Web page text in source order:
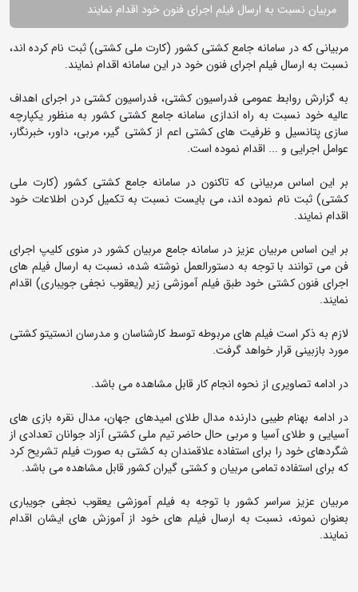
مربیان نسبت به ارسال فیلم اجرای فنون خود اقدام نمایند
مربیانی که در سامانه جامع کشتی کشور (کارت ملی کشتی) ثبت نام کرده اند،
نسبت به ارسال فیلم اجرای فنون خود در این سامانه اقدام نمایند.
به گزارش روابط عمومی فدراسیون کشتی، فدراسیون کشتی در اجرای اهداف
عالیه خود نسبت به راه اندازی سامانه جامع کشتی کشور به منظور یکپارچه
سازی پتانسیل و ظرفیت های کشتی اعم از کشتی گیر، مربی، داور، خبرنگار،
عوامل اجرایی و ... اقدام نموده است.
بر این اساس مربیانی که تاکنون در سامانه جامع کشتی کشور (کارت ملی
کشتی) ثبت نام نموده اند، می بایست نسبت به تکمیل کردن اطلاعات خود
اقدام نمایند.
بر این اساس مربیان عزیز در سامانه جامع مربیان کشور در منوی کلیپ اجرای
فن می توانند با توجه به دستورالعمل نوشته شده، نسبت به ارسال فیلم های
اجرای فنون کشتی خود طبق فیلم آموزشی زیر (یعقوب نجفی جویباری) اقدام
نمایند.
لازم به ذکر است فیلم های مربوطه توسط کارشناسان و مدرسان انستیتو کشتی
مورد بازبینی قرار خواهد گرفت.
در ادامه تصاویری از نحوه انجام کار قابل مشاهده می باشد.
در ادامه بهنام طیبی دارنده مدال طلای امیدهای جهان، مدال نقره بازی های
آسیایی و طلای آسیا و مربی حال حاضر تیم ملی کشتی آزاد جوانان تعدادی از
شگردهای خود را برای استفاده علاقمندان به کشتی به صورت فیلم تشریح کرد
که برای استفاده تمامی مربیان و کشتی گیران کشور قابل مشاهده می باشد.
مربیان عزیز سراسر کشور با توجه به فیلم آموزشی یعقوب نجفی جویباری
بعنوان نمونه، نسبت به ارسال فیلم های خود از آموزش های ایشان اقدام
نمایند.